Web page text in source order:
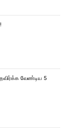
வேண்டிய 5